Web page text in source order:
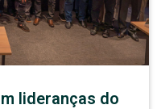
lideranças do